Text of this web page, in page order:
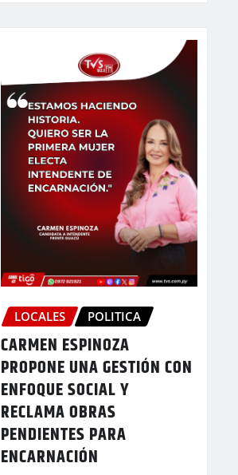
LOCALES POLITICA
CARMEN ESPINOZA
PROPONE UNA GESTIÓN CON
ENFOQUE SOCIAL Y
RECLAMA OBRAS
PENDIENTES PARA
ENCARNACIÓN